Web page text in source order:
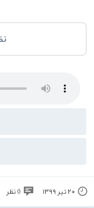
۲۰ تیر ۱۳۹۹ 0 نظر